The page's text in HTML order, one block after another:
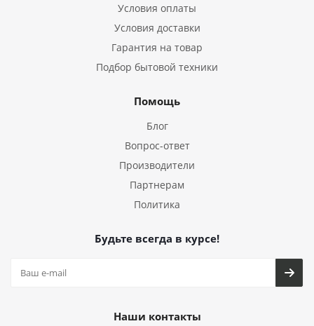
Условия оплаты
Условия доставки
Гарантия на товар
Подбор бытовой техники
Помощь
Блог
Вопрос-ответ
Производители
Партнерам
Политика
Будьте всегда в курсе!
Наши контакты